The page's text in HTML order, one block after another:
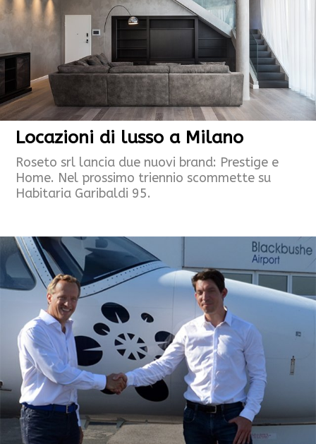
Locazioni di lusso a Milano
Roseto srl lancia due nuovi brand: Prestige e
Home. Nel prossimo triennio scommette su
Habitaria Garibaldi 95.